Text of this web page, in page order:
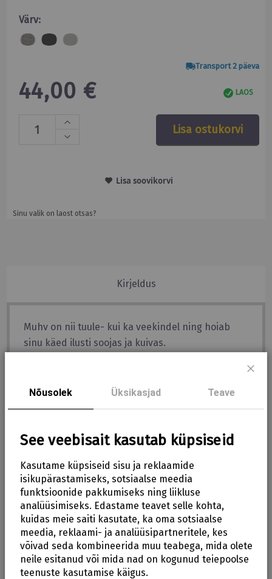
Värv:
Transport 2 päeva
44,00 € LAOS
Lisa ostukorvi
Lisa soovikorvi
Sinu valik on laost otsas?
Kirjeldus
Muhv on nii tuule- kui ka veekindel ning hoiab
sinu käed ilusti soojas ja kuivas.
Lisainfo
Tootehinnangud
Me leidsime veel tooteid, mis
teile võivad meeldida!
Nõusolek
See veebisait kasutab küpsiseid
Kasutame küpsiseid sisu ja reklaamide
isikupärastamiseks, sotsiaalse meedia
funktsioonide pakkumiseks ning liikluse
analüüsimiseks. Edastame teavet selle kohta,
kuidas meie saiti kasutate, ka oma sotsiaalse
meedia, reklaami- ja analüüsipartneritele, kes
võivad seda kombineerida muu teabega, mida olete
neile esitanud või mida nad on kogunud teiepoolse
teenuste kasutamise käigus.
Üksikasjad Teave